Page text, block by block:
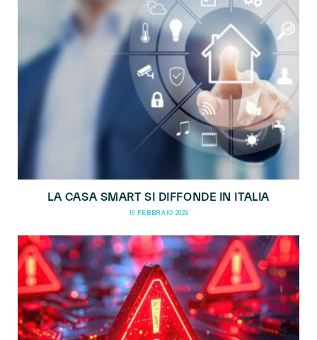
LA CASA SMART SI DIFFONDE IN ITALIA
19 FEBBRAIO 2026